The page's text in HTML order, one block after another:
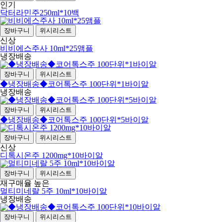
인기
닥터라민주250ml*10백
장바구니 위시리스트
신상
비비에스주사 10ml*25앰플
냉장배송
장바구니 위시리스트
◆냉장배송◆코어톡스주 100단위*1바이알
냉장배송
장바구니 위시리스트
◆냉장배송◆코어톡스주 100단위*5바이알
장바구니 위시리스트
신상
디톡시온주 1200mg*10바이알
장바구니 위시리스트
재구매율 높은
멀티미네랄 5주 10ml*10바이알
냉장배송
장바구니 위시리스트